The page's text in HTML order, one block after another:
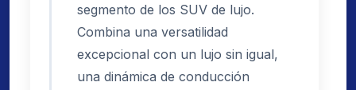
segmento de los SUV de lujo.
Combina una versatilidad
excepcional con un lujo sin igual,
una dinámica de conducción